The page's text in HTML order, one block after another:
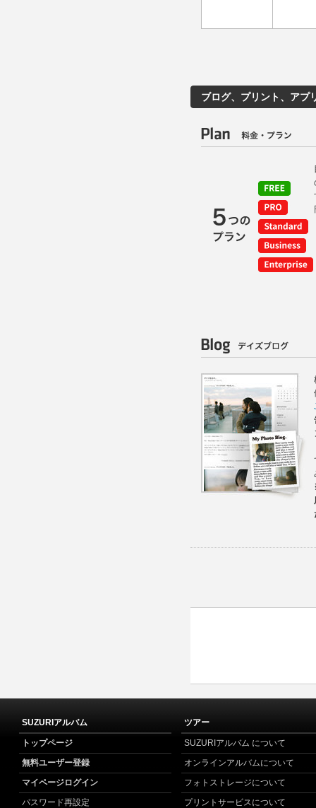
ブログ、プリント、アプ
SUZURIアルバム
トップページ
無料ユーザー登録
マイページログイン
パスワード再設定
ツアー
SUZURIアルバム について
オンラインアルバムについて
フォトストレージについて
プリントサービスについて